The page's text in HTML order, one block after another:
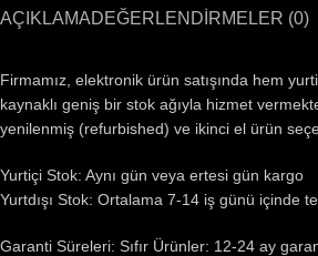
AÇIKLAMADEĞERLENDIRMELER (0)
Firmamız, elektronik ürün satışında hem
kaynaklı geniş bir stok ağıyla hizmet
yenilenmiş (refurbished) ve ikinci el ürün
Yurtiçi Stok: Aynı gün veya ertesi gün kargo
Yurtdışı Stok: Ortalama 7-14 iş günü içinde
Garanti Süreleri: Sıfır Ürünler: 12-24 ay